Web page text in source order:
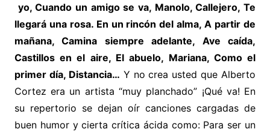
yo, Cuando un amigo se va, Manolo, Callejero, Te
llegará una rosa. En un rincón del alma, A partir de
mañana, Camina siempre adelante, Ave caída,
Castillos en el aire, El abuelo, Mariana, Como el
primer día, Distancia… Y nocrea usted que Alberto
Cortez era un artista “muy planchado” ¡Qué va! En
su repertorio se dejan oír canciones cargadas de
buen humor y cierta crítica ácida como: Para ser un